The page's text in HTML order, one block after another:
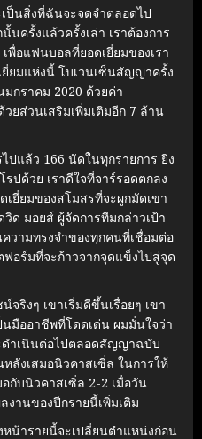
ป็นสิ่งที่ฉันจะจดจำตลอดไป
นครั้งแล้วครั้งเล่า เราต้องการ
พื่อแฟนบอลที่ยอดเยี่ยมของเรา
ยมแห่งนี้ โบเวนเซ็นสัญญาครั้ง
กราคม 2020 ด้วยค่า
ยส่วนเสริมเพิ่มเติมอีก 7 ล้าน
ปแล้ว 166 นัดในทุกรายการ ยิง
รปด้วย เราดีใจที่จาร์รอดตกลง
ยี่ยมของสโมสรที่จะผูกมัดเขา
ด มอยส์ ผู้จัดการทีมกล่าวเป้า
วามทรงจำของทุกคนที่เชื่อมต่อ
อร์มที่จะก้าวจากจุดแข็งไปสู่จุด
จริงๆ เขาเริ่มดีขึ้นเรื่อยๆ เขา
นมืออาชีพที่โดดเด่น ผมมั่นใจว่า
ดำเนินต่อไปตลอดสัญญาฉบับ
ลังเสมอนิวคาสเซิ่ล ในการให้
กับนิวคาสเซิ่ล 2-2 เมื่อวัน
งานของปีกรายนี้เพิ่มเติม
หน้ารายนี้จะเปลี่ยนตำแหน่งก่อน